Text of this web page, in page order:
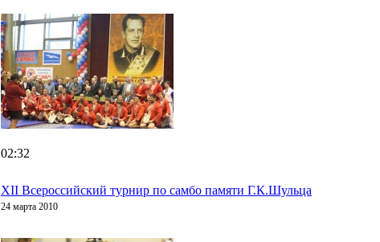
02:32
XII Всероссийский турнир по самбо памяти Г.К.Шульца
24 марта 2010